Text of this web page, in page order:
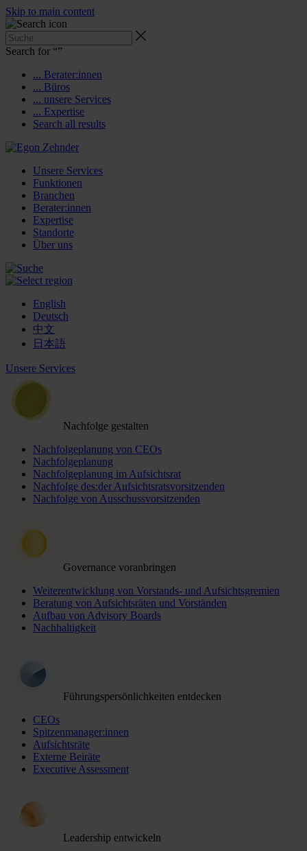
Skip to main content
Search for “”
... Berater:innen
... Büros
... unsere Services
... Expertise
Search all results
Unsere Services
Funktionen
Branchen
Berater:innen
Expertise
Standorte
Über uns
English
Deutsch
中文
日本語
Unsere Services
Nachfolge gestalten
Nachfolgeplanung von CEOs
Nachfolgeplanung
Nachfolgeplanung im Aufsichtsrat
Nachfolge des:der Aufsichtsratsvorsitzenden
Nachfolge von Ausschussvorsitzenden
Governance voranbringen
Weiterentwicklung von Vorstands- und Aufsichtsgremien
Beratung von Aufsichtsräten und Vorständen
Aufbau von Advisory Boards
Nachhaltigkeit
Führungspersönlichkeiten entdecken
CEOs
Spitzenmanager:innen
Aufsichtsräte
Externe Beiräte
Executive Assessment
Leadership entwickeln